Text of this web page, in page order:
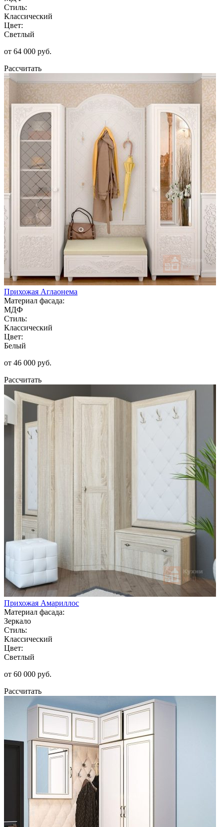
Стиль:
Классический
Цвет:
Светлый
от 64 000 руб.
Рассчитать
Прихожая Аглаонема
Материал фасада:
МДФ
Стиль:
Классический
Цвет:
Белый
от 46 000 руб.
Рассчитать
Прихожая Амариллос
Материал фасада:
Зеркало
Стиль:
Классический
Цвет:
Светлый
от 60 000 руб.
Рассчитать